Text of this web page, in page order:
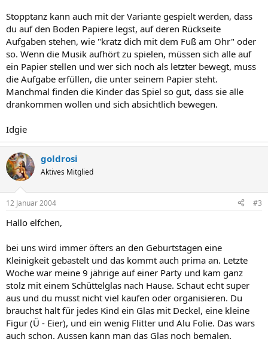
Stopptanz kann auch mit der Variante gespielt werden, dass
du auf den Boden Papiere legst, auf deren Rückseite
Aufgaben stehen, wie "kratz dich mit dem Fuß am Ohr" oder
so. Wenn die Musik aufhört zu spielen, müssen sich alle auf
ein Papier stellen und wer sich noch als letzter bewegt, muss
die Aufgabe erfüllen, die unter seinem Papier steht.
Manchmal finden die Kinder das Spiel so gut, dass sie alle
drankommen wollen und sich absichtlich bewegen.
Idgie
goldrosi
Aktives Mitglied
12 Januar 2004 #3
Hallo elfchen,
bei uns wird immer öfters an den Geburtstagen eine
Kleinigkeit gebastelt und das kommt auch prima an. Letzte
Woche war meine 9 jährige auf einer Party und kam ganz
stolz mit einem Schüttelglas nach Hause. Schaut echt super
aus und du musst nicht viel kaufen oder organisieren. Du
brauchst halt für jedes Kind ein Glas mit Deckel, eine kleine
Figur (Ü - Eier), und ein wenig Flitter und Alu Folie. Das wars
auch schon. Aussen kann man das Glas noch bemalen.